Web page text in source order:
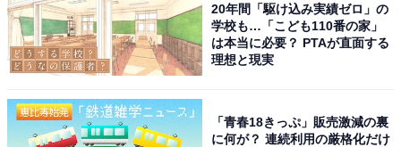
20年間「駆け込み実績ゼロ」の
学校も…「こども110番の家」
は本当に必要？ PTAが直面する
理想と現実
「青春18きっぷ」販売激減の裏
に何が？ 連続利用の厳格化だけ